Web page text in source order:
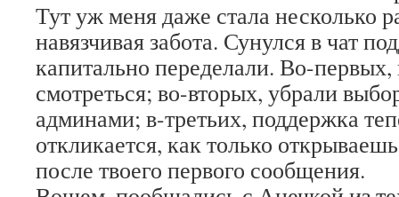
Тут уж меня даже стала несколько
навязчивая забота. Сунулся в чат
капитально переделали. Во-первых,
смотреться; во-вторых, убрали
админами; в-третьих, поддержка
откликается, как только
после твоего первого сообщения.